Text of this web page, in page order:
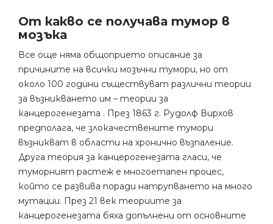
От какво се получава тумор в
мозъка
Все още няма общоприето описание за
причините на всички мозъчни тумори, но от
около 100 години съществуват различни теории
за възникването им – теории за
канцерогенезата . През 1863 г. Рудолф Вирхов
предполага, че злокачествените тумори
възникват в области на хронично възпаление.
Друга теория за канцерогенезата гласи, че
туморният растеж е многоетапен процес,
който се развива поради натрупването на много
мутации. През 21 век теориите за
канцерогенезата бяха допълнени от основните